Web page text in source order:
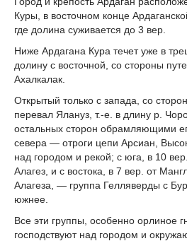
Куры, в восточном конце
где долина суживается до 3 вер.
Ниже Ардагана Кура течет уже в
долину с восточной, со стороны
Ахалкалак.
Открытый только с запада, со
перевал Ялануз, т.-е. в длину р.
остальных сторон обрамляющими
севера — отроги цепи Арсиан,
над городом и рекой; с юга, в 10
Алагез, и с востока, в 7 вер. от
Алагеза, — группа Гелляверды с
южнее.
Все эти группы, особенно орлиное
господствуют над городом и